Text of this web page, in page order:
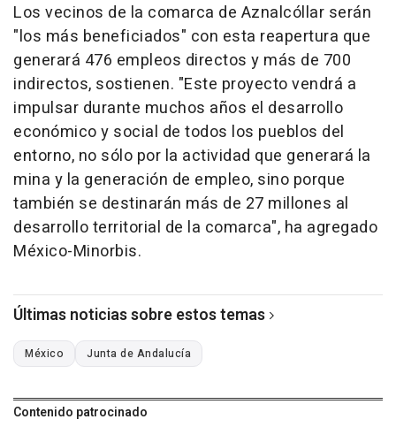
Los vecinos de la comarca de Aznalcóllar serán
"los más beneficiados" con esta reapertura que
generará 476 empleos directos y más de 700
indirectos, sostienen. "Este proyecto vendrá a
impulsar durante muchos años el desarrollo
económico y social de todos los pueblos del
entorno, no sólo por la actividad que generará la
mina y la generación de empleo, sino porque
también se destinarán más de 27 millones al
desarrollo territorial de la comarca", ha agregado
México-Minorbis.
Últimas noticias sobre estos temas
México Junta de Andalucía
Contenido patrocinado